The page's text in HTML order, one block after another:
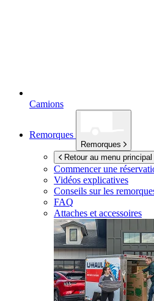
Camions
Remorques
Remorques
Retour au menu principal
Commencer une
Vidéos explicatives
Conseils sur les
FAQ
Attaches et accessoires